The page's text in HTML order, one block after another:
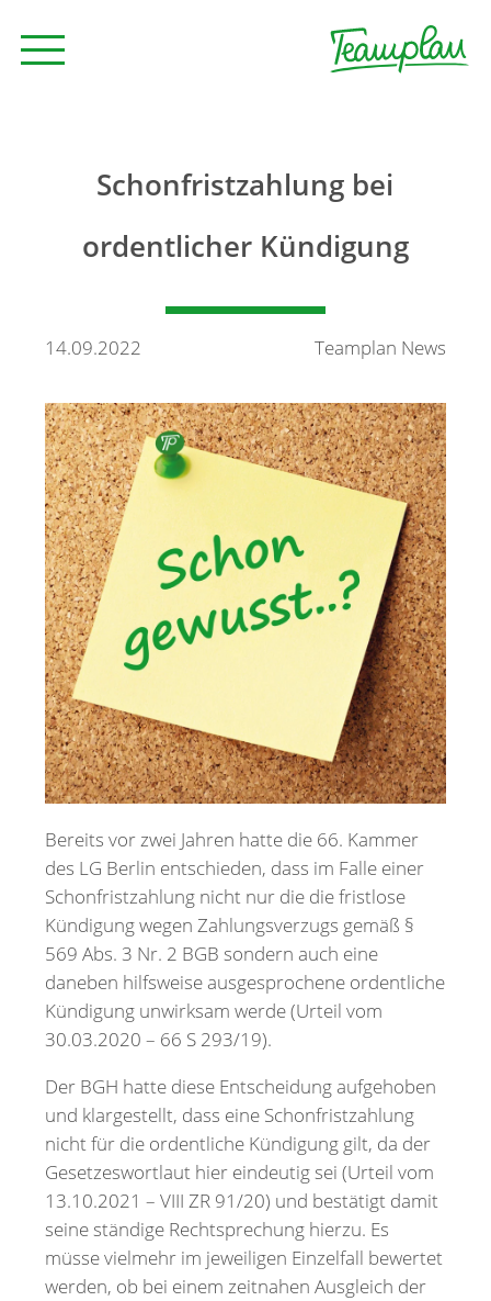
Kontakt
Merkzettel
Newsletter
Schonfristzahlung bei
ordentlicher Kündigung
14.09.2022 Teamplan News
Bereits vor zwei Jahren hatte die 66. Kammer
des LG Berlin entschieden, dass im Falle einer
Schonfristzahlung nicht nur die die fristlose
Kündigung wegen Zahlungsverzugs gemäß §
569 Abs. 3 Nr. 2 BGB sondern auch eine
daneben hilfsweise ausgesprochene ordentliche
Kündigung unwirksam werde (Urteil vom
30.03.2020 – 66 S 293/19).
Der BGH hatte diese Entscheidung aufgehoben
und klargestellt, dass eine Schonfristzahlung
nicht für die ordentliche Kündigung gilt, da der
Gesetzeswortlaut hier eindeutig sei (Urteil vom
13.10.2021 – VIII ZR 91/20) und bestätigt damit
seine ständige Rechtsprechung hierzu. Es
müsse vielmehr im jeweiligen Einzelfall bewertet
werden, ob bei einem zeitnahen Ausgleich der